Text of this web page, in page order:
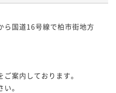
ら国道16号線で柏市街地方
案内しております。
。